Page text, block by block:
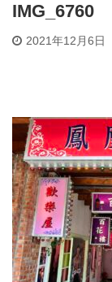
IMG_6760
2021年12月6日